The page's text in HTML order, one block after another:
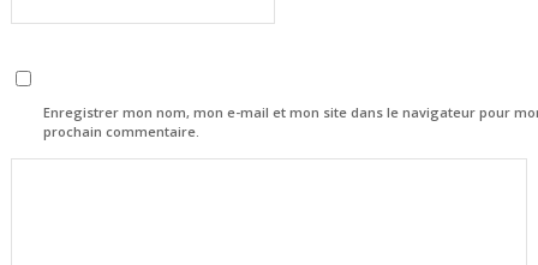
Enregistrer mon nom, mon e-mail et mon site dans le navigateur pour
prochain commentaire.